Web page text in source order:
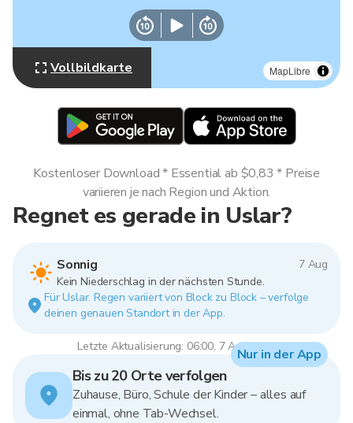
MapLibre
Vollbildkarte
Regnet es gerade in Uslar?
Sonnig
7 Aug
Kein Niederschlag in der nächsten Stunde.
Für Uslar. Regen variiert von Block zu Block – verfolge
deinen genauen Standort in der App.
Letzte Aktualisierung: 06:00, 7 Aug 2026
Kostenloser Download * Essential ab $0,83 * Preise
variieren je nach Region und Aktion.
Bis zu 20 Orte verfolgen
Zuhause, Büro, Schule der Kinder – alles auf
einmal, ohne Tab-Wechsel.
Nur in der App